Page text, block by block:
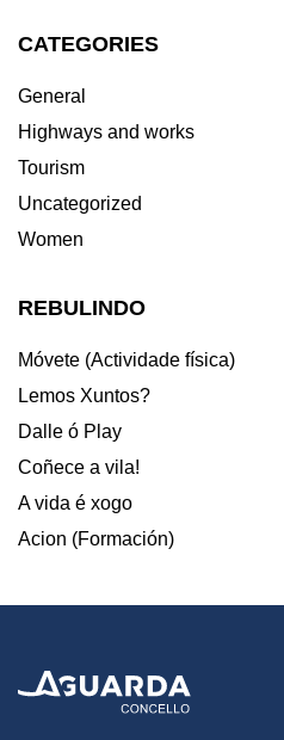
CATEGORIES
General
Highways and works
Tourism
Uncategorized
Women
REBULINDO
Móvete (Actividade física)
Lemos Xuntos?
Dalle ó Play
Coñece a vila!
A vida é xogo
Acion (Formación)